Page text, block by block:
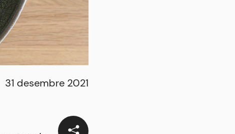
31 desembre 2021